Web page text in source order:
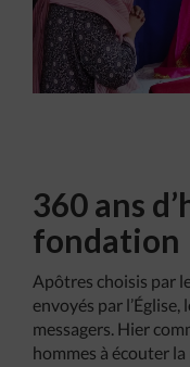
360 ans
fondation
Apôtres choisis par
envoyés par
messagers. Hier
hommes à écouter